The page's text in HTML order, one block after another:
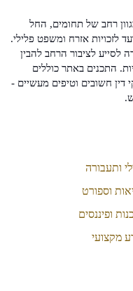
רחב של תחומים, החל
לזכויות אזרח ומשפט פלילי.
לסייע לציבור הרחב להבין
התכנים באתר כוללים
דין חשובים וטיפים מעשיים -
ותעבורה
וספורט
ופיננסים
מקצועי